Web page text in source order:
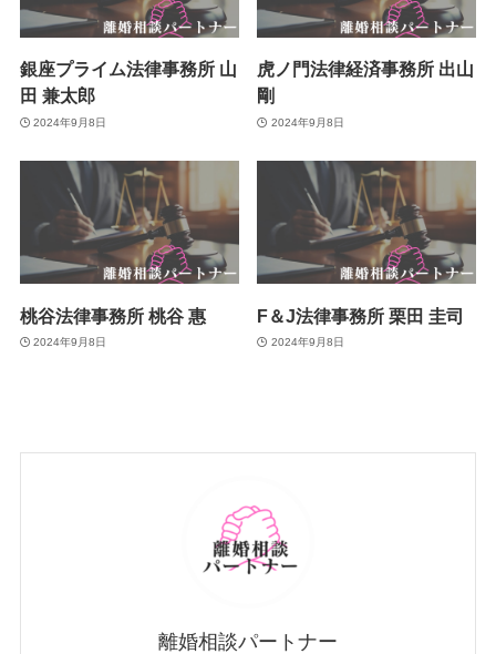
銀座プライム法律事務所 山
田 兼太郎
2024年9月8日
虎ノ門法律経済事務所 出山
剛
2024年9月8日
桃谷法律事務所 桃谷 惠
2024年9月8日
F＆J法律事務所 栗田 圭司
2024年9月8日
離婚相談パートナー